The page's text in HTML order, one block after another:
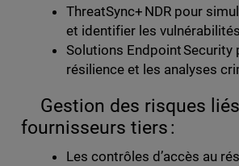
ThreatSync+ NDR pour
et identifier les
Solutions Endpoint Security
résilience et les analyses
Gestion des risques
fournisseurs tiers :
Les contrôles d’accès au